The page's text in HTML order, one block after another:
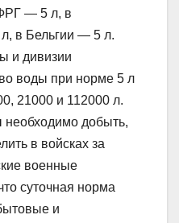
— 5 л, в
в Бельгии — 5 л.
и дивизии
воды при норме 5 л
21000 и 112000 л.
необходимо добыть,
в войсках за
военные
суточная норма
и